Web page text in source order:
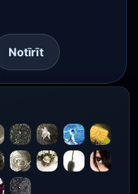
Notīrīt